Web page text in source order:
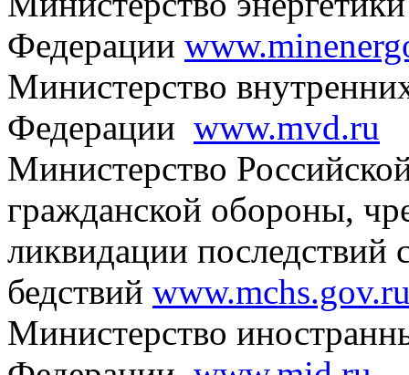
Федерации
Министерство
Федерации www.mvd.ru
Министерство
гражданской обороны,
ликвидации последствий
бедствий
Министерство